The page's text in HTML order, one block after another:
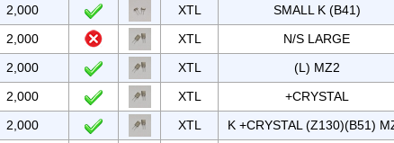
2,000
XTL SMALL K (B41)
2,000
XTL N/S LARGE
2,000
XTL (L) MZ2
2,000
XTL +CRYSTAL
2,000
XTL K +CRYSTAL (Z130)(B51)